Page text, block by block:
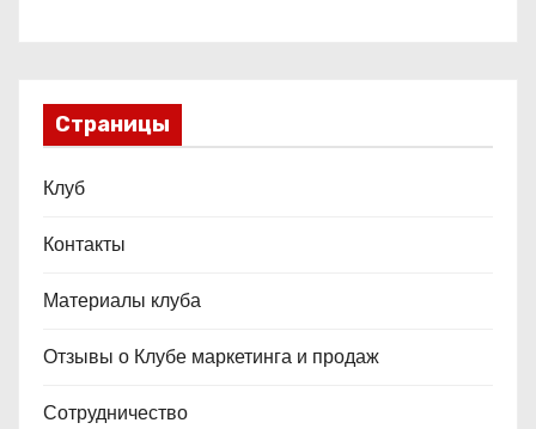
Страницы
Клуб
Контакты
Материалы клуба
Отзывы о Клубе маркетинга и продаж
Сотрудничество